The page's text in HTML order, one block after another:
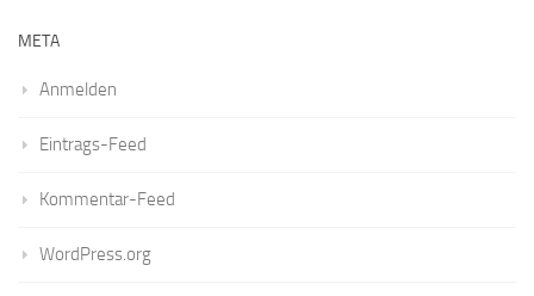
META
Anmelden
Eintrags-Feed
Kommentar-Feed
WordPress.org